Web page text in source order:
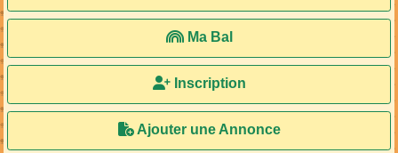
Ma Bal
Inscription
Ajouter une Annonce